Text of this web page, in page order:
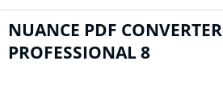
NUANCE PDF CONVERTER
PROFESSIONAL 8